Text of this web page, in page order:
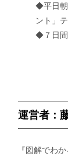
◆平日朝
ント」
◆７日間
運営者：
『図解でわ